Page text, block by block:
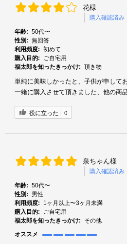
花様
購入確認済み
年齢: 50代〜
性別: 無回答
利用頻度: 初めて
購入目的:
ご自宅用
福太郎を知ったきっかけ: 頂き物
単純に美味しかったと、子供が申して
一緒に購入させて頂きました、他の商
役に立った 0
泉ちゃん様
購入確認済み
年齢: 50代〜
性別:
男性
利用頻度:
1ヶ月以上〜3ヶ月未満
購入目的:
ご自宅用
福太郎を知ったきっかけ:
その他
オススメ